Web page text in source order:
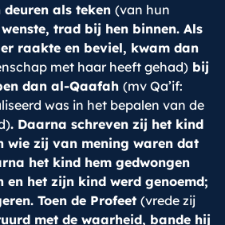
als teken (van hun
trad bij hen binnen. Als
raakte en beviel, kwam dan
met haar heeft gehad) bij
dan al-Qaafah (mv Qa’if:
was in het bepalen van de
. Daarna schreven zij het kind
wie zij van mening waren dat
het kind hem gedwongen
en het zijn kind werd genoemd;
Toen de Profeet (vrede zij
met de waarheid, bande hij